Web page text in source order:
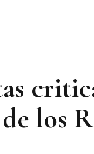
los